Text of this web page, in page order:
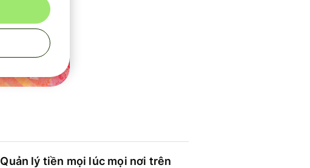
Quản lý tiền mọi lúc mọi nơi trên